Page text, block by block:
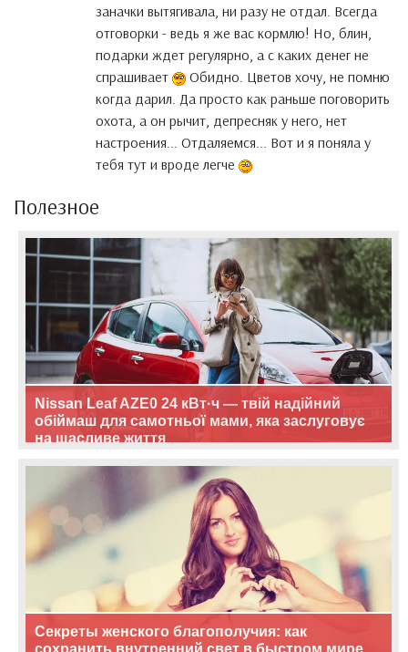
заначки вытягивала, ни разу не отдал. Всегда
отговорки - ведь я же вас кормлю! Но, блин,
подарки ждет регулярно, а с каких денег не
спрашивает
Обидно. Цветов хочу, не помню
когда дарил. Да просто как раньше поговорить
охота, а он рычит, депресняк у него, нет
настроения... Отдаляемся... Вот и я поняла у
тебя тут и вроде легче
Полезное
Nissan Leaf AZE0 24 кВт·ч — твій надійний
обіймаш для самотньої мами, яка заслуговує
на щасливе життя
Секреты женского благополучия: как